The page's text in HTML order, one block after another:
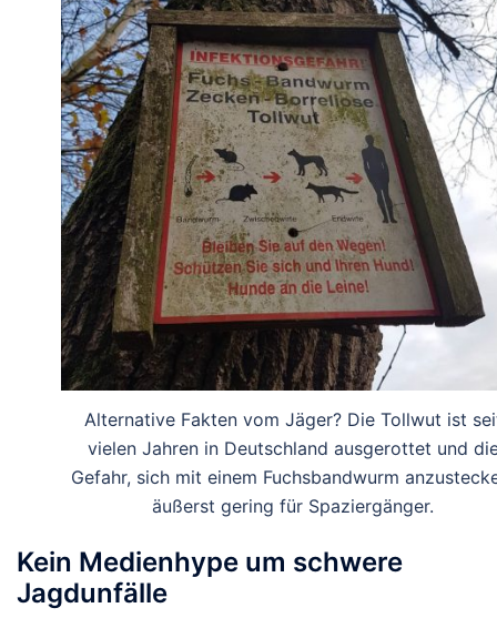
Alternative Fakten vom Jäger? Die Tollwut ist
vielen Jahren in Deutschland ausgerottet und
Gefahr, sich mit einem Fuchsbandwurm
äußerst gering für Spaziergänger.
Kein Medienhype um schwere
Jagdunfälle